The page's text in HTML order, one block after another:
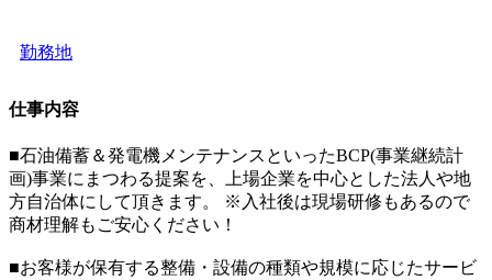
勤務地
仕事内容
■石油備蓄＆発電機メンテナンスといったBCP(事業継続計
画)事業にまつわる提案を、上場企業を中心とした法人や地
方自治体にして頂きます。 ※入社後は現場研修もあるので
商材理解もご安心ください！
■お客様が保有する整備・設備の種類や規模に応じたサービ